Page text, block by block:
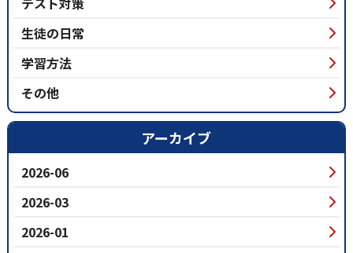
生徒の日常
学習方法
その他
アーカイブ
2026-06
2026-03
2026-01